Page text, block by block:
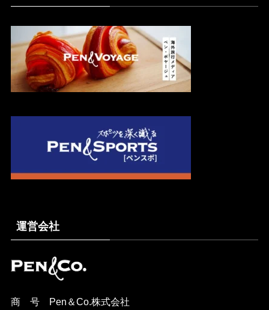
運営会社
商 号 Pen＆Co.株式会社